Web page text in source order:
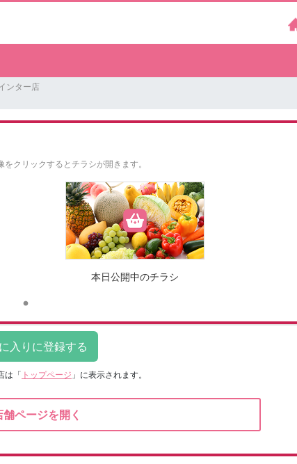
ンター店
をクリックするとチラシが開きます。
本日公開中のチラシ
は 「 トップページ 」に表示されます。
ページを開く